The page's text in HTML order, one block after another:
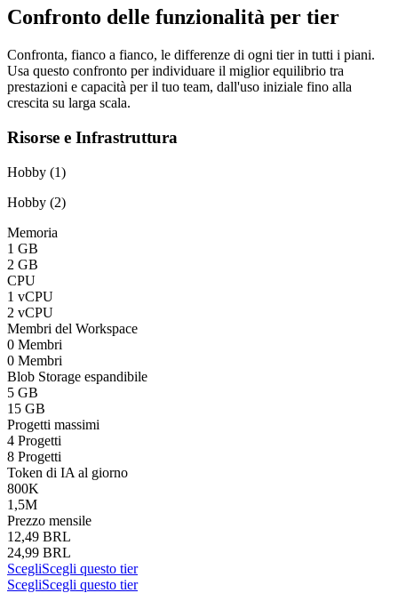
Confronto delle funzionalità per tier
Confronta, fianco a fianco, le differenze di ogni tier in tutti i piani.
Usa questo confronto per individuare il miglior equilibrio tra
prestazioni e capacità per il tuo team, dall'uso iniziale fino alla
crescita su larga scala.
Risorse e Infrastruttura
Hobby (1)
Hobby (2)
Memoria
1 GB
2 GB
CPU
1 vCPU
2 vCPU
Membri del Workspace
0 Membri
0 Membri
Blob Storage espandibile
5 GB
15 GB
Progetti massimi
4 Progetti
8 Progetti
Token di IA al giorno
800K
1,5M
Prezzo mensile
12,49 BRL
24,99 BRL
ScegliScegli questo tier
ScegliScegli questo tier